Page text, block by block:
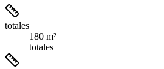
totales
180 m²
totales